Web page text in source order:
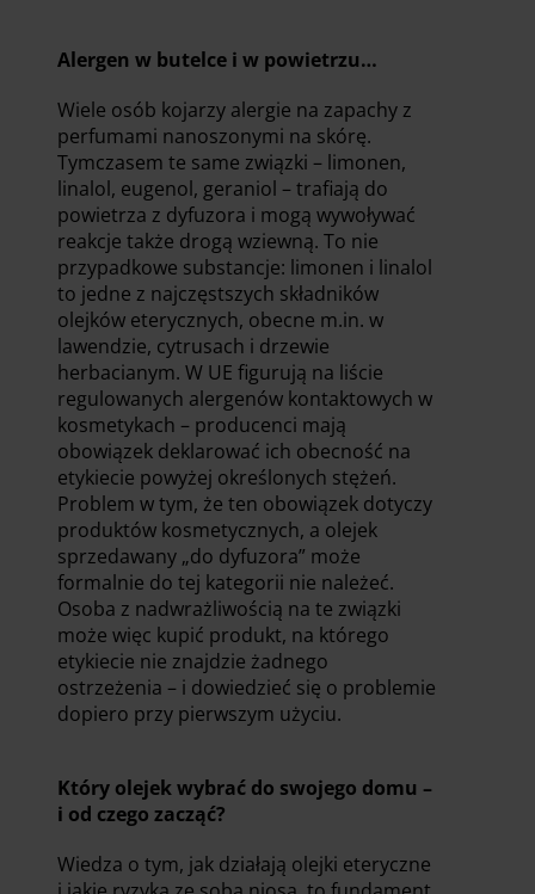
Alergen w butelce i w powietrzu…
Wiele osób kojarzy alergie na zapachy z
perfumami nanoszonymi na skórę.
Tymczasem te same związki – limonen,
linalol, eugenol, geraniol – trafiają do
powietrza z dyfuzora i mogą wywoływać
reakcje także drogą wziewną. To nie
przypadkowe substancje: limonen i linalol
to jedne z najczęstszych składników
olejków eterycznych, obecne m.in. w
lawendzie, cytrusach i drzewie
herbacianym. W UE figurują na liście
regulowanych alergenów kontaktowych w
kosmetykach – producenci mają
obowiązek deklarować ich obecność na
etykiecie powyżej określonych stężeń.
Problem w tym, że ten obowiązek dotyczy
produktów kosmetycznych, a olejek
sprzedawany „do dyfuzora” może
formalnie do tej kategorii nie należeć.
Osoba z nadwrażliwością na te związki
może więc kupić produkt, na którego
etykiecie nie znajdzie żadnego
ostrzeżenia – i dowiedzieć się o problemie
dopiero przy pierwszym użyciu.
Który olejek wybrać do swojego domu –
i od czego zacząć?
Wiedza o tym, jak działają olejki eteryczne